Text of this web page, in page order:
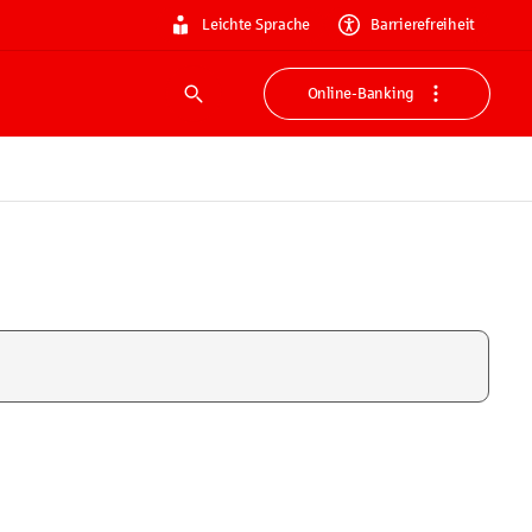
Leichte Sprache Barrierefreiheit
Suche
Online-Banking